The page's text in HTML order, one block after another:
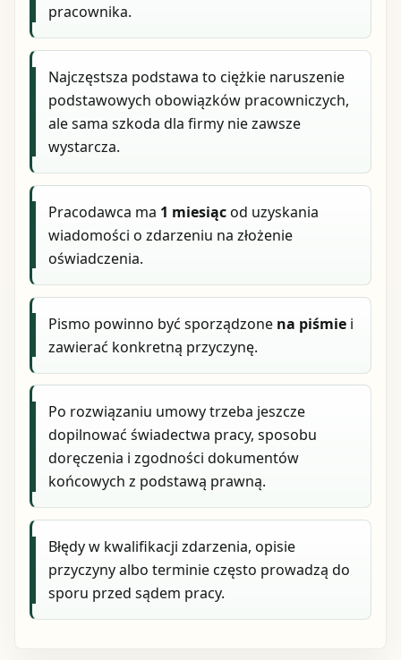
pracownika.
Najczęstsza podstawa to ciężkie naruszenie
podstawowych obowiązków pracowniczych,
ale sama szkoda dla firmy nie zawsze
wystarcza.
Pracodawca ma 1 miesiącod uzyskania
wiadomości o zdarzeniu na złożenie
oświadczenia.
Pismo powinno być sporządzone na piśmie i
zawierać konkretną przyczynę.
Po rozwiązaniu umowy trzeba jeszcze
dopilnować świadectwa pracy, sposobu
doręczenia i zgodności dokumentów
końcowych z podstawą prawną.
Błędy w kwalifikacji zdarzenia, opisie
przyczyny albo terminie często prowadzą do
sporu przed sądem pracy.